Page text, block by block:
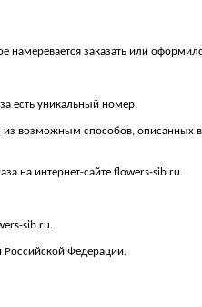
намеревается заказать или
есть уникальный номер.
возможным способов, описанных
на интернет-сайте flowers-sib.ru.
sib.ru.
Российской Федерации.